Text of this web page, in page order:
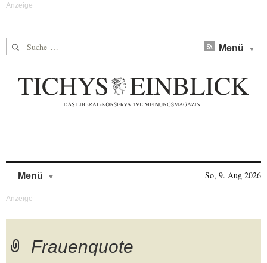
Suche nach: Menü
Menü So, 9. Aug 2026
Frauenquote